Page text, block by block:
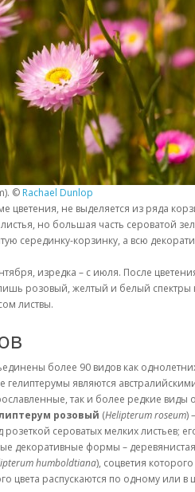
© Rachael Dunlop
цветения, не выделяется из ряда
но большая часть сероватой
серединку-корзинку, а всю
изредка – с июля. После
розовый, желтый и белый
листвы.
более 90 видов как
гелиптерумы являются
так и более редкие виды
розовый (Helipterum roseum)
сероватых мелких листьев;
декоративные формы –
humboldtiana), соцветия
цвета распускаются по одному или в